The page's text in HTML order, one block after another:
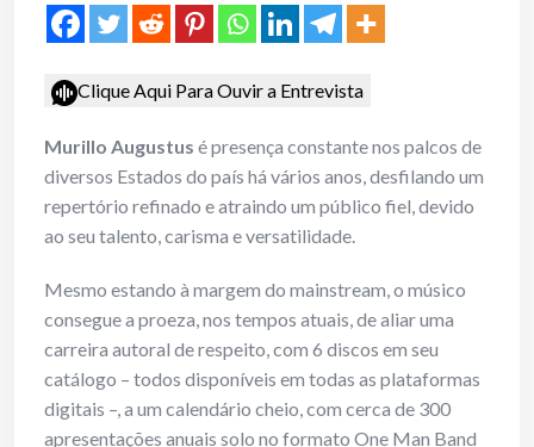
Clique Aqui Para Ouvir a Entrevista
Murillo Augustus é presença constante nos palcos de
diversos Estados do país há vários anos, desfilando um
repertório refinado e atraindo um público fiel, devido
ao seu talento, carisma e versatilidade.
Mesmo estando à margem do mainstream, o músico
consegue a proeza, nos tempos atuais, de aliar uma
carreira autoral de respeito, com 6 discos em seu
catálogo – todos disponíveis em todas as plataformas
digitais –, a um calendário cheio, com cerca de 300
apresentações anuais solo no formato One Man Band